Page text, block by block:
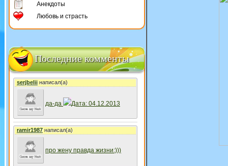
Анекдоты
Любовь и страсть
Последние комменты
serjbeliiнаписал(а)
да-да Дата: 04.12.2013
ramir1987написал(а)
про жену правда жизни:)))